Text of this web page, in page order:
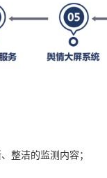
整洁的监测内容；